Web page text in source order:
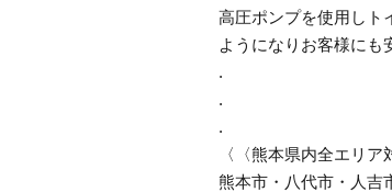
高圧ポンプを使用しト
ようになりお客様にも
.
.
.
〈〈熊本県内全エリア
熊本市・八代市・人吉